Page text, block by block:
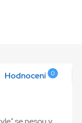
Hodnocení 0